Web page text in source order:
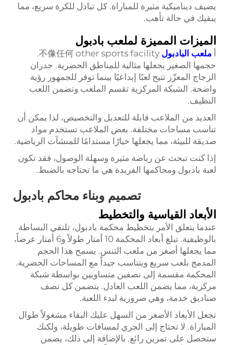
يضيف ديناميكية مثيرة للمباراة. كل تبادل للكرة سريع، مما
يبقيك في حالة تأهب.
الميزات المميزة لملعب بادبول
ملعب البادبول
不像任何 other sports facility.
حجمها الصغير يجعلها مثالية للمناطق الحضرية. جدران
الزجاج المعزّز تتيح لعبًا إبداعيًا بينما توفر للجمهور رؤية
واضحة. الشبكة المركزية تقسم الملعب وتضمن اللعب
النظيف.
العديد من الملاعب قابلة للتعديل والتخصيص، لذا يمكن أن
تناسب مساحات مختلفة. بعض الملاعب تستخدم مواد
صديقة للبيئة، مما يجعلها خيارًا مستدامًا للمنشآت الرياضية.
إذا كنت تبحث عن رياضة مثيرة وسهلة الوصول، فقد تكون
لعبة بادبول ومحاكمها الفريدة هي ما تحتاجه بالضبط.
تصميم وبناء محاكم بادبول
الأبعاد القياسية والتخطيط
عندما يتعلق الأمر بتخطيط محكمة بادبول، تلتقي البساطة
بالوظيفية. تبلغ أبعاد المحكمة 10 أمتار طولاً و6 أمتار عرضاً،
مما يجعلها أصغر من ملعب التنس. يسمح هذا الحجم
المدمج بلعب سريع ويتناسب جيداً مع المساحات الحضرية.
المحكمة مقسمة إلى نصفين متساويين بواسطة شبكة
مركزية، مما يضمن اللعب العادل. يتضمن كل نصف
صناديق خدمة، وهي ضرورية لبدء اللعبة.
تجعل الأبعاد الأصغر من السهل عليك البقاء مشغولاً طوال
المباراة. لا تحتاج إلى الجري لمسافات طويلة، ولكنك
ستحصل على تمرين رائع. بالإضافة إلى ذلك، يضمن